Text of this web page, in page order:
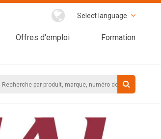
Select language
Offres d'emploi Formation